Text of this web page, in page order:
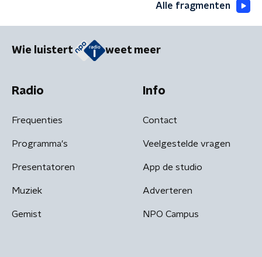
Alle fragmenten
Wie luistert weet meer
Radio
Frequenties
Programma's
Presentatoren
Muziek
Gemist
Info
Contact
Veelgestelde vragen
App de studio
Adverteren
NPO Campus